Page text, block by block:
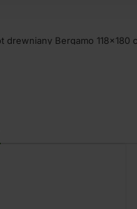
drewniany Bergamo 118×180